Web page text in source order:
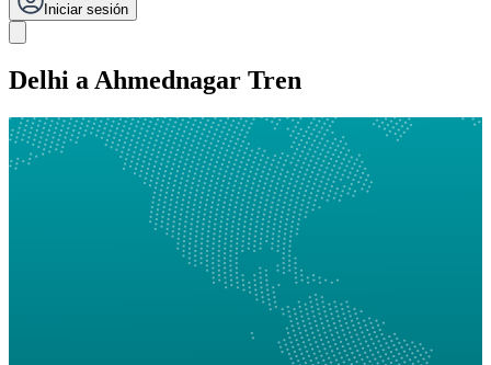
Iniciar sesión
Delhi a Ahmednagar Tren